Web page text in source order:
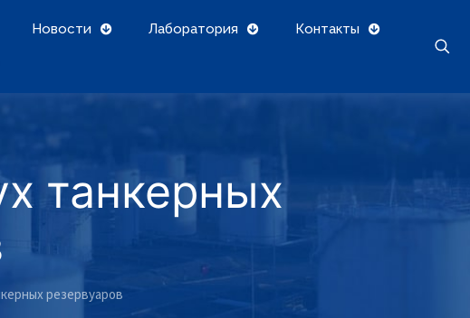
Новости Лаборатория Контакты
танкерных
резервуаров